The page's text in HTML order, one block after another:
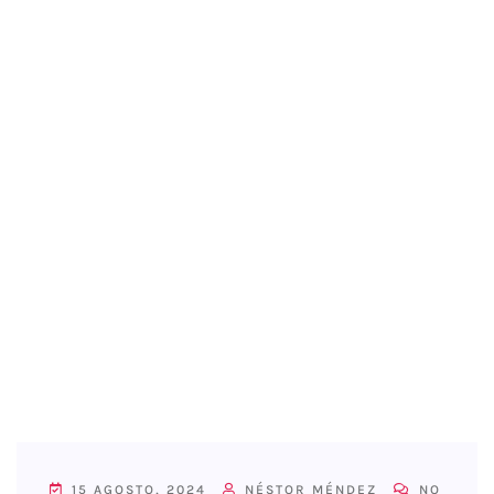
15 AGOSTO, 2024 NÉSTOR MÉNDEZ NO